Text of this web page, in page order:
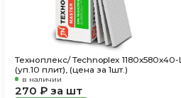
Техноплекс/ Technoplex 1180х580х40-L
(уп.10 плит), (цена за 1шт.)
в наличии
270 ₽ за шт